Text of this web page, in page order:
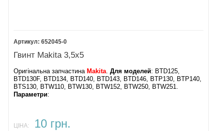
652045-0
Гвинт Makita 3,5x5
Оригінальна запчастина Makita.Для моделей: BTD125,
BTD130F, BTD134, BTD140, BTD143, BTD146, BTP130, BTP140,
BTS130, BTW110, BTW130, BTW152, BTW250, BTW251.
Параметри:
ЦІНА: 10 грн.